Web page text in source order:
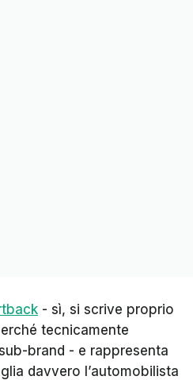
- sì, si scrive proprio
tecnicamente
brand - e rappresenta
davvero l’automobilista